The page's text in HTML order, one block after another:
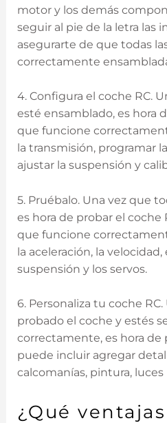
motor y los demás
seguir al pie de la letra las
asegurarte de que todas
correctamente
4. Configura el coche RC.
esté ensamblado, es hora
que funcione
la transmisión, programar
ajustar la suspensión y
5. Pruébalo. Una vez que
es hora de probar el coche
que funcione
la aceleración, la velocidad,
suspensión y los servos.
6. Personaliza tu coche
probado el coche y estés
correctamente, es hora de
puede incluir agregar
calcomanías, pintura, luces
¿Qué